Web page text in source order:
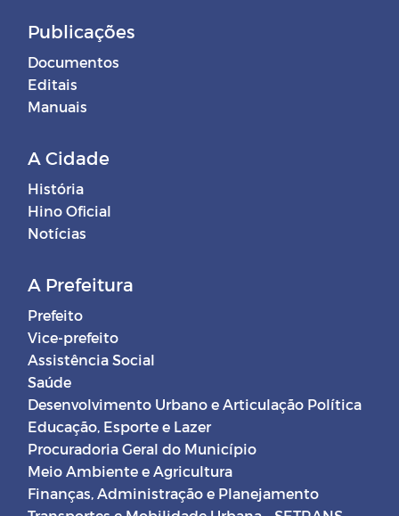
Publicações
Documentos
Editais
Manuais
A Cidade
História
Hino Oficial
Notícias
A Prefeitura
Prefeito
Vice-prefeito
Assistência Social
Saúde
Desenvolvimento Urbano e Articulação Política
Educação, Esporte e Lazer
Procuradoria Geral do Município
Meio Ambiente e Agricultura
Finanças, Administração e Planejamento